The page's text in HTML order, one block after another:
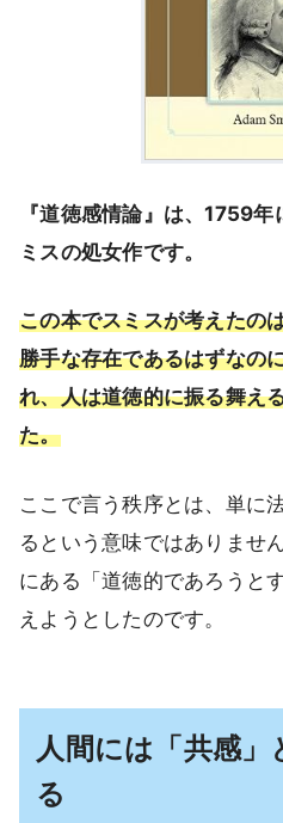
『道徳感情論』は、1759
ミスの処女作です。
この本でスミスが考えたの
勝手な存在であるはずなの
れ、人は道徳的に振る舞え
た。
ここで言う秩序とは、単に
るという意味ではありませ
にある「道徳的であろうと
えようとしたのです。
人間には「共感
る